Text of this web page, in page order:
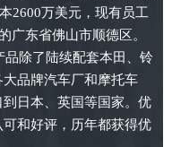
2600万美元，现有员工
广东省佛山市顺德区。
品除了陆续配套本田、铃
品牌汽车厂和摩托车
日本、英国等国家。优
和好评，历年都获得优